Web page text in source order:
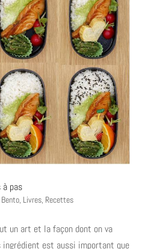
à pas
Bento, Livres, Recettes
un art et la façon dont on va
est aussi important que